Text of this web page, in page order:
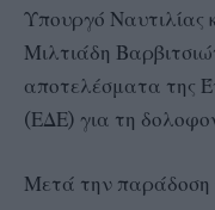
Υπουργό Ναυτιλίας
Μιλτιάδη
αποτελέσματα της
(ΕΔΕ) για τη
Μετά την παράδοση